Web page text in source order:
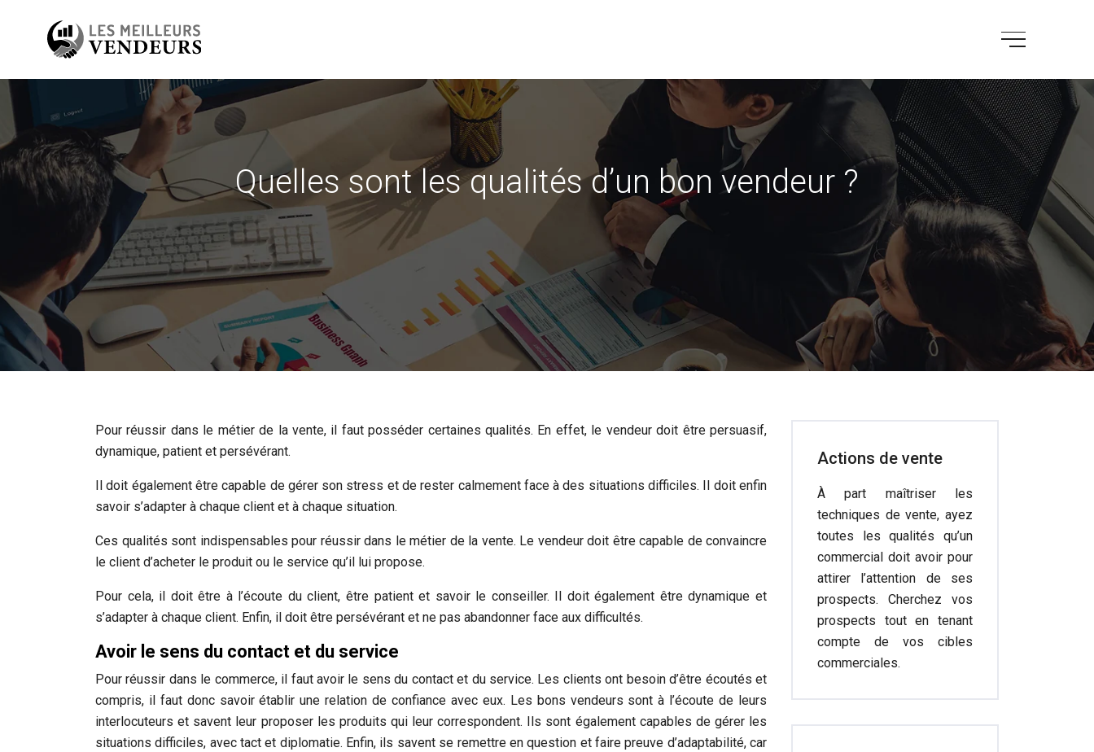
Quelles sont les qualités d’un bon vendeur ?
Pour réussir dans le métier de la vente, il faut posséder certaines qualités. En effet, le vendeur doit être persuasif,
dynamique, patient et persévérant.
Il doit également être capable de gérer son stress et de rester calmement face à des situations difficiles. Il doit enfin
savoir s’adapter à chaque client et à chaque situation.
Ces qualités sont indispensables pour réussir dans le métier de la vente. Le vendeur doit être capable de convaincre
le client d’acheter le produit ou le service qu’il lui propose.
Pour cela, il doit être à l’écoute du client, être patient et savoir le conseiller. Il doit également être dynamique et
s’adapter à chaque client. Enfin, il doit être persévérant et ne pas abandonner face aux difficultés.
Avoir le sens du contact et du service
Pour réussir dans le commerce, il faut avoir le sens du contact et du service. Les clients ont besoin d’être écoutés et
compris, il faut donc savoir établir une relation de confiance avec eux. Les bons vendeurs sont à l’écoute de leurs
interlocuteurs et savent leur proposer les produits qui leur correspondent. Ils sont également capables de gérer les
situations difficiles, avec tact et diplomatie. Enfin, ils savent se remettre en question et faire preuve d’adaptabilité, car
Actions de vente
À part maîtriser les
techniques de vente, ayez
toutes les qualités qu’un
commercial doit avoir pour
attirer l’attention de ses
prospects. Cherchez vos
prospects tout en tenant
compte de vos cibles
commerciales.